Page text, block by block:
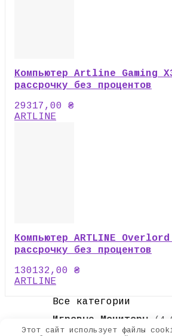
Компьютер Artline Gaming
рассрочку без процентов
29317,00 ₴
ARTLINE
Компьютер ARTLINE
рассрочку без процентов
130132,00 ₴
ARTLINE
Все категории
Игровые Мониторы
(4
Этот сайт использует файлы